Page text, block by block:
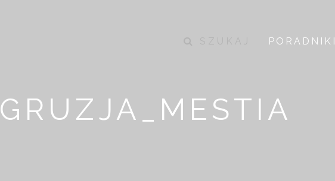
PORADNIKI
GRUZJA_MESTIA